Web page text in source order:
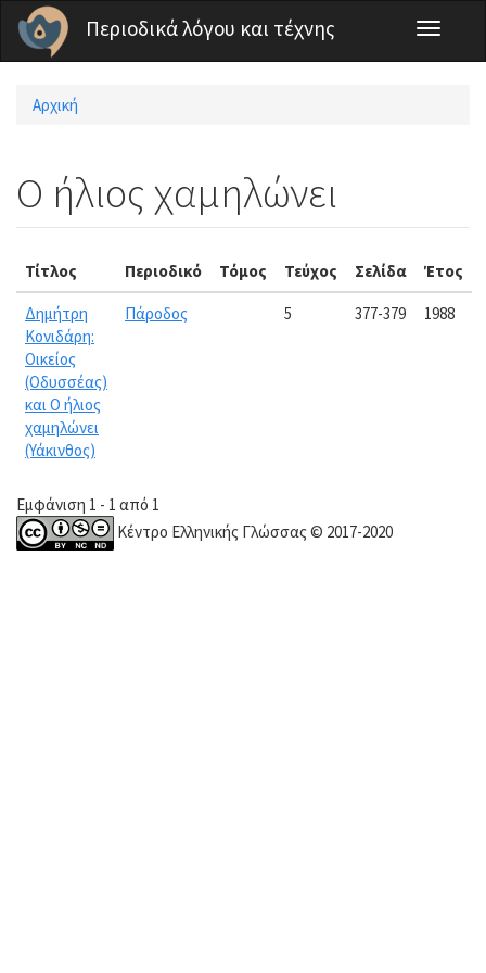
Παράκαμψη προς το κυρίως περιεχόμενο
Περιοδικά λόγου και τέχνης
Toggle
Είστε εδώ
Αρχική
Ο ήλιος χαμηλώνει
Τίτλος Περιοδικό Τόμος Τεύχος Σελίδα Έτος
Δημήτρη
Κονιδάρη:
Οικείος
(Οδυσσέας)
και Ο ήλιος
χαμηλώνει
(Υάκινθος)
Πάροδος 5 377-379 1988
Εμφάνιση 1 - 1 από 1
Κέντρο Ελληνικής Γλώσσας © 2017-2020